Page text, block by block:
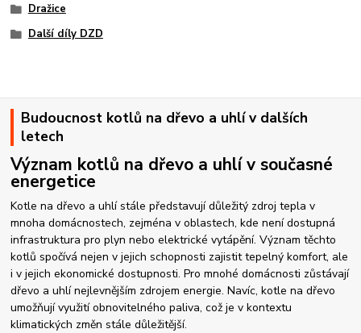
Dražice
Další díly DZD
Budoucnost kotlů na dřevo a uhlí v dalších
letech
Význam kotlů na dřevo a uhlí v současné
energetice
Kotle na dřevo a uhlí stále představují důležitý zdroj tepla v
mnoha domácnostech, zejména v oblastech, kde není dostupná
infrastruktura pro plyn nebo elektrické vytápění. Význam těchto
kotlů spočívá nejen v jejich schopnosti zajistit tepelný komfort, ale
i v jejich ekonomické dostupnosti. Pro mnohé domácnosti zůstávají
dřevo a uhlí nejlevnějším zdrojem energie. Navíc, kotle na dřevo
umožňují využití obnovitelného paliva, což je v kontextu
klimatických změn stále důležitější.